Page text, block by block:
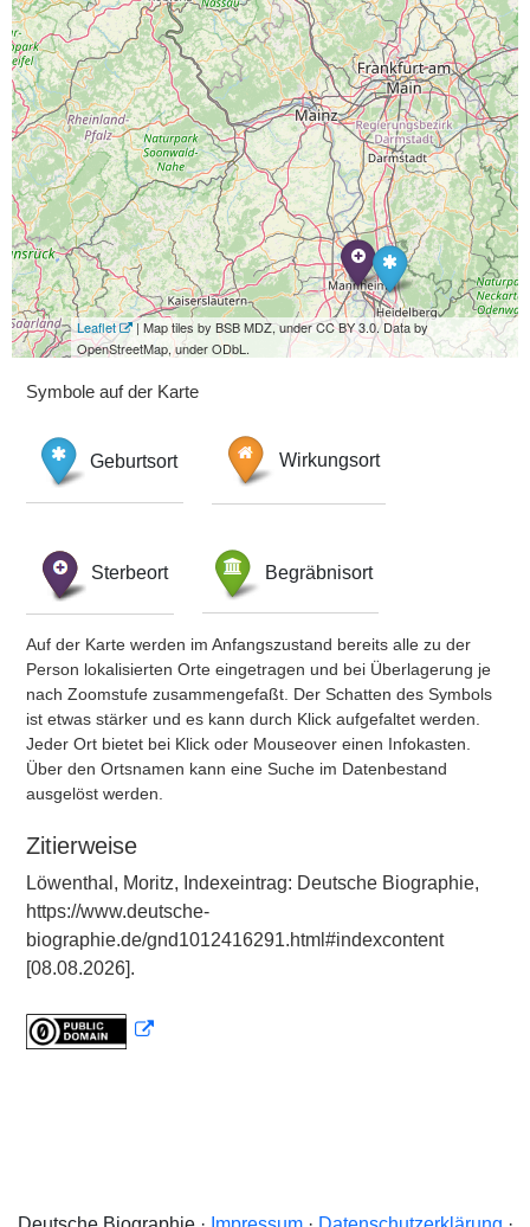
Leaflet
| Map tiles by BSB MDZ, under CC BY 3.0. Data by
OpenStreetMap, under ODbL.
Symbole auf der Karte
Geburtsort Wirkungsort
Sterbeort Begräbnisort
Auf der Karte werden im Anfangszustand bereits alle zu der
Person lokalisierten Orte eingetragen und bei Überlagerung je
nach Zoomstufe zusammengefaßt. Der Schatten des Symbols
ist etwas stärker und es kann durch Klick aufgefaltet werden.
Jeder Ort bietet bei Klick oder Mouseover einen Infokasten.
Über den Ortsnamen kann eine Suche im Datenbestand
ausgelöst werden.
Zitierweise
Löwenthal, Moritz, Indexeintrag: Deutsche Biographie,
https://www.deutsche-
biographie.de/gnd1012416291.html#indexcontent
[08.08.2026].